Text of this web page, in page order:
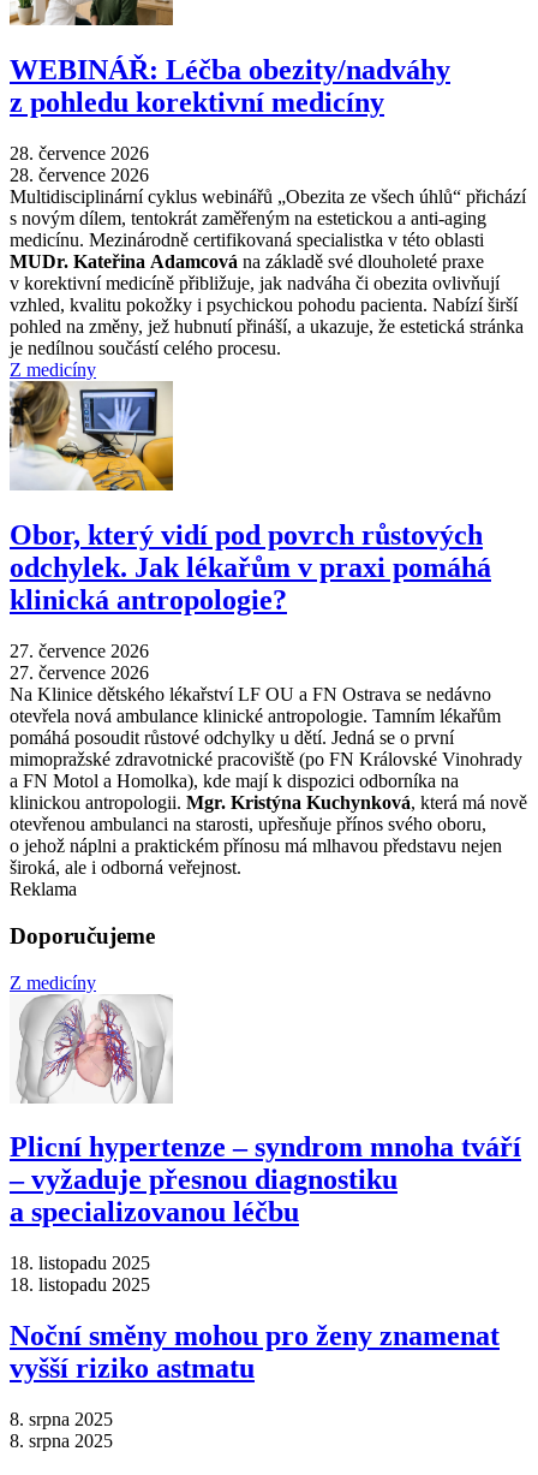
WEBINÁŘ: Léčba obezity/nadváhy
z pohledu korektivní medicíny
28. července 2026
28. července 2026
Multidisciplinární cyklus webinářů „Obezita ze všech úhlů“ přichází
s novým dílem, tentokrát zaměřeným na estetickou a anti-aging
medicínu. Mezinárodně certifikovaná specialistka v této oblasti
MUDr. Kateřina Adamcová na základě své dlouholeté praxe
v korektivní medicíně přibližuje, jak nadváha či obezita ovlivňují
vzhled, kvalitu pokožky i psychickou pohodu pacienta. Nabízí širší
pohled na změny, jež hubnutí přináší, a ukazuje, že estetická stránka
je nedílnou součástí celého procesu.
Z medicíny
Obor, který vidí pod povrch růstových
odchylek. Jak lékařům v praxi pomáhá
klinická antropologie?
27. července 2026
27. července 2026
Na Klinice dětského lékařství LF OU a FN Ostrava se nedávno
otevřela nová ambulance klinické antropologie. Tamním lékařům
pomáhá posoudit růstové odchylky u dětí. Jedná se o první
mimopražské zdravotnické pracoviště (po FN Královské Vinohrady
a FN Motol a Homolka), kde mají k dispozici odborníka na
klinickou antropologii. Mgr. Kristýna Kuchynková, která má nově
otevřenou ambulanci na starosti, upřesňuje přínos svého oboru,
o jehož náplni a praktickém přínosu má mlhavou představu nejen
široká, ale i odborná veřejnost.
Reklama
Doporučujeme
Z medicíny
Plicní hypertenze –⁠ syndrom mnoha tváří
–⁠ vyžaduje přesnou diagnostiku
a specializovanou léčbu
18. listopadu 2025
18. listopadu 2025
Noční směny mohou pro ženy znamenat
vyšší riziko astmatu
8. srpna 2025
8. srpna 2025